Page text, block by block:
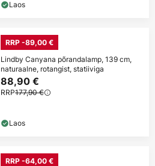
Laos
RRP -89,00 €
Lindby Canyana põrandalamp, 139 cm,
naturaalne, rotangist, statiiviga
88,90 €
RRP177,90 €
Laos
RRP -64,00 €